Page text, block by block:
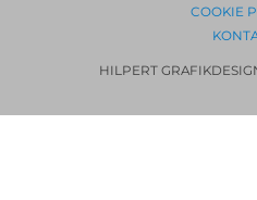
COOKIE
HILPERT